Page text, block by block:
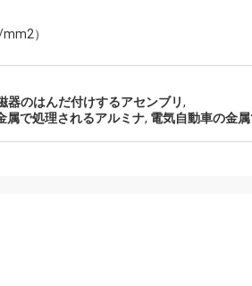
）
器のはんだ付けするアセンブリ,
属で処理されるアルミナ, 電気自動車の金